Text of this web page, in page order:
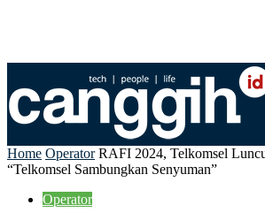
Home Operator RAFI 2024, Telkomsel
“Telkomsel Sambungkan Senyuman”
Operator